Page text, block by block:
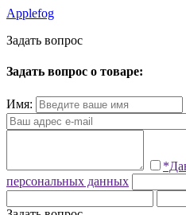
Applefog
Задать вопрос
Задать вопрос о товаре:
Имя:
персональных данных